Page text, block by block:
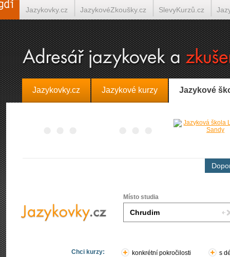
Jazykovky.cz Jazykové kurzy Jazykové
Místo studia
Chci kurzy: konkrétní pokročilosti s
Jazykovky.cz JazykovéZkoušky.cz SlevyKurzů.cz
Španělština on-line Italština on-line Tlumočení-